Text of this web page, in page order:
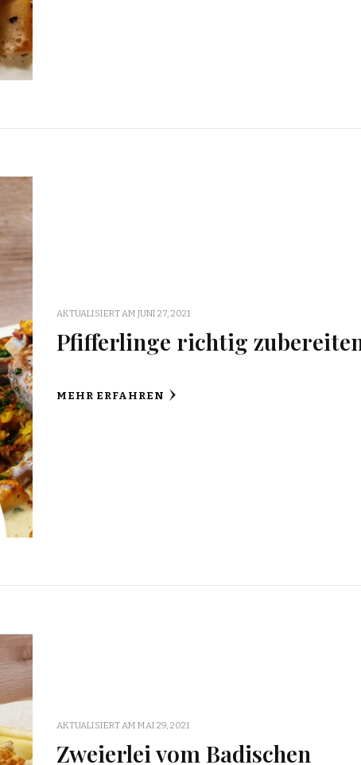
AKTUALISIERT AMJUNI 27, 2021
Pfifferlinge richtig
MEHR ERFAHREN
AKTUALISIERT AMMAI 29, 2021
Zweierlei vom Badischen